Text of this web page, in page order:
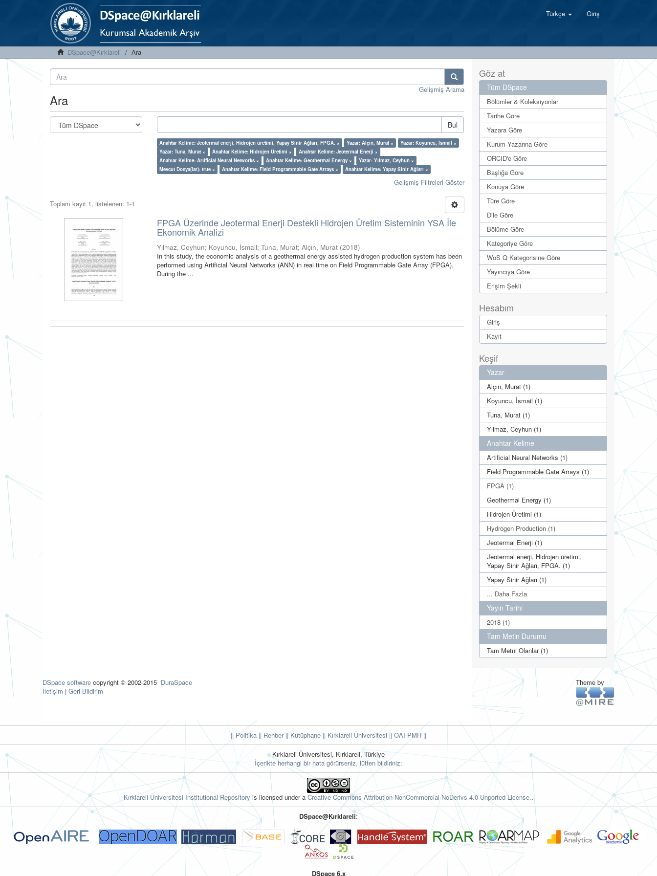
Türkçe Giriş
DSpace@Kırklareli Ara
Gelişmiş Arama
Ara
Bul
Anahtar Kelime: Jeotermal enerji, Hidrojen üretimi, Yapay Sinir Ağları, FPGA. × Yazar: Alçın, Murat ×
Yazar: Koyuncu, İsmail ×
Yazar: Tuna, Murat ×
Anahtar Kelime: Hidrojen Üretimi ×
Anahtar Kelime: Jeotermal Enerji ×
Anahtar Kelime: Artificial Neural Networks ×
Anahtar Kelime: Geothermal Energy ×
Yazar: Yılmaz, Ceyhun ×
Mevcut Dosya(lar): true ×
Anahtar Kelime: Field Programmable Gate Arrays × Anahtar Kelime: Yapay Sinir Ağları ×
Gelişmiş Filtreleri Göster
Toplam kayıt 1, listelenen: 1-1
FPGA Üzerinde Jeotermal Enerji Destekli Hidrojen Üretim Sisteminin YSA İle
Ekonomik Analizi
Yılmaz, Ceyhun; Koyuncu, İsmail;Tuna, Murat;Alçın, Murat (2018)
In this study, the economic analysis of a geothermal energy assisted hydrogen production system has been
performed using Artificial Neural Networks (ANN) in real time on Field Programmable Gate Array (FPGA).
During the ...
Göz at
Tüm DSpace
Bölümler & Koleksiyonlar
Tarihe Göre
Yazara Göre
Kurum Yazarına Göre
ORCID'e Göre
Başlığa Göre
Konuya Göre
Türe Göre
Dile Göre
Bölüme Göre
Kategoriye Göre
WoS Q Kategorisine Göre
Yayıncıya Göre
Erişim Şekli
Hesabım
Giriş
Kayıt
Keşif
Yazar
Alçın, Murat (1)
Koyuncu, İsmail (1)
Tuna, Murat (1)
Yılmaz, Ceyhun (1)
Anahtar Kelime
Artificial Neural Networks (1)
Field Programmable Gate Arrays (1)
FPGA (1)
Geothermal Energy (1)
Hidrojen Üretimi (1)
Hydrogen Production (1)
Jeotermal Enerji (1)
Jeotermal enerji, Hidrojen üretimi,
Yapay Sinir Ağları, FPGA. (1)
Yapay Sinir Ağları (1)
... Daha Fazla
Yayın Tarihi
2018 (1)
Tam Metin Durumu
Tam Metni Olanlar (1)
DSpace software copyright © 2002-2015 DuraSpace
İletişim | Geri Bildirim
Theme by
|| Politika || Rehber|| Kütüphane || Kırklareli Üniversitesi || OAI-PMH ||
Kırklareli Üniversitesi, Kırklareli, Türkiye
İçerikte herhangi bir hata görürseniz, lütfen bildiriniz:
Kırklareli Üniversitesi Institutional Repository is licensed under a Creative Commons Attribution-NonCommercial-NoDerivs 4.0 Unported License..
DSpace@Kırklareli:
DSpace 6.x